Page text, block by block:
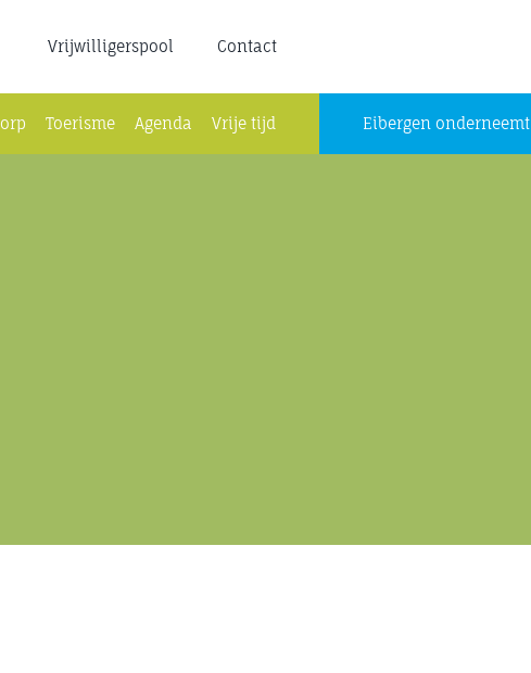
Vrijwilligerspool Contact
Toerisme Agenda Vrije tijd Eibergen onderneemt